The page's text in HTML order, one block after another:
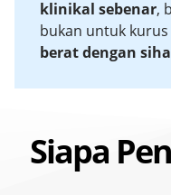
klinikal sebenar,
bukan untuk
berat dengan
Siapa